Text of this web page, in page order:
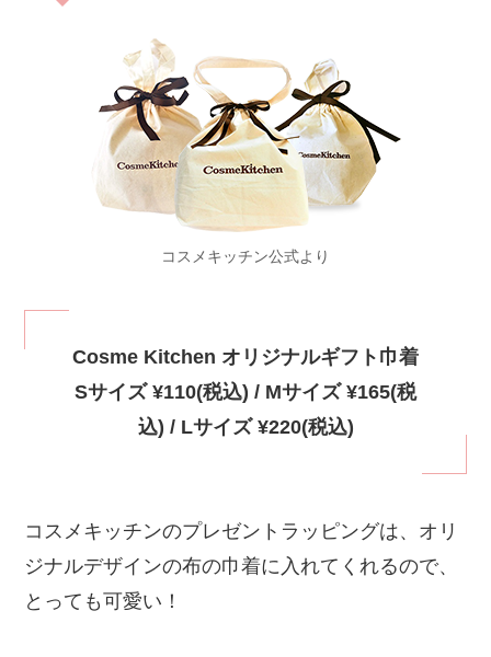
コスメキッチン公式より
Cosme Kitchen オリジナルギフト巾着
Sサイズ ¥110(税込) / Mサイズ ¥165(税
込) / Lサイズ ¥220(税込)
コスメキッチンのプレゼントラッピングは、オリ
ジナルデザインの布の巾着に入れてくれるので、
とっても可愛い！